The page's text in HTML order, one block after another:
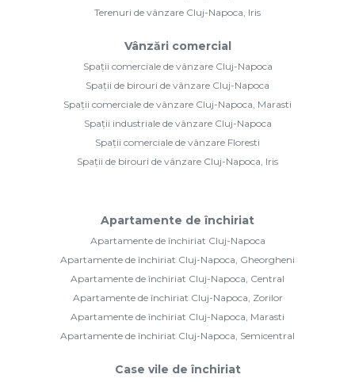
Terenuri de vânzare Cluj-Napoca, Iris
Vânzări comercial
Spații comerciale de vânzare Cluj-Napoca
Spații de birouri de vânzare Cluj-Napoca
Spații comerciale de vânzare Cluj-Napoca, Marasti
Spații industriale de vânzare Cluj-Napoca
Spații comerciale de vânzare Floresti
Spații de birouri de vânzare Cluj-Napoca, Iris
Apartamente de închiriat
Apartamente de închiriat Cluj-Napoca
Apartamente de închiriat Cluj-Napoca, Gheorgheni
Apartamente de închiriat Cluj-Napoca, Central
Apartamente de închiriat Cluj-Napoca, Zorilor
Apartamente de închiriat Cluj-Napoca, Marasti
Apartamente de închiriat Cluj-Napoca, Semicentral
Case vile de închiriat